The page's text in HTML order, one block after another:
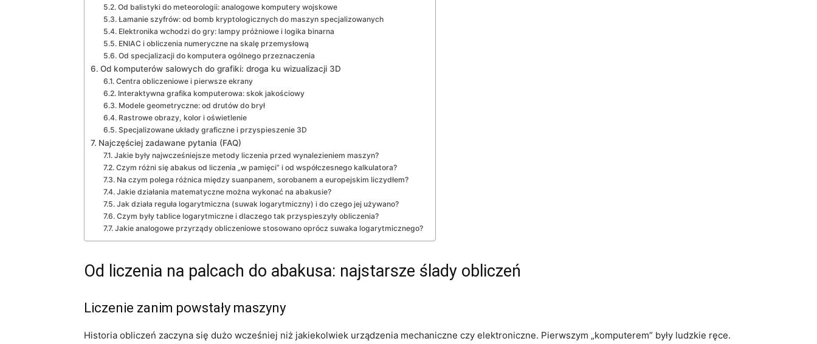
Od balistyki do meteorologii: analogowe komputery wojskowe
Łamanie szyfrów: od bomb kryptologicznych do maszyn specjalizowanych
Elektronika wchodzi do gry: lampy próżniowe i logika binarna
ENIAC i obliczenia numeryczne na skalę przemysłową
Od specjalizacji do komputera ogólnego przeznaczenia
Od komputerów salowych do grafiki: droga ku wizualizacji 3D
Centra obliczeniowe i pierwsze ekrany
Interaktywna grafika komputerowa: skok jakościowy
Modele geometryczne: od drutów do brył
Rastrowe obrazy, kolor i oświetlenie
Specjalizowane układy graficzne i przyspieszenie 3D
Najczęściej zadawane pytania (FAQ)
Jakie były najwcześniejsze metody liczenia przed wynalezieniem maszyn?
Czym różni się abakus od liczenia „w pamięci” i od współczesnego kalkulatora?
Na czym polega różnica między suanpanem, sorobanem a europejskim liczydłem?
Jakie działania matematyczne można wykonać na abakusie?
Jak działa reguła logarytmiczna (suwak logarytmiczny) i do czego jej używano?
Czym były tablice logarytmiczne i dlaczego tak przyspieszyły obliczenia?
Jakie analogowe przyrządy obliczeniowe stosowano oprócz suwaka logarytmicznego?
Od liczenia na palcach do abakusa: najstarsze ślady obliczeń
Liczenie zanim powstały maszyny
Historia obliczeń zaczyna się dużo wcześniej niż jakiekolwiek urządzenia mechaniczne czy elektroniczne. Pierwszym „komputerem” były ludzkie ręce.